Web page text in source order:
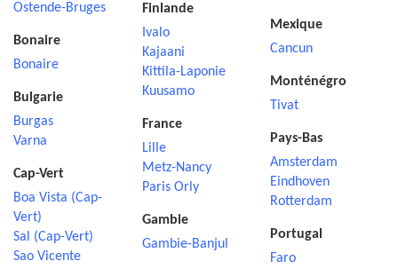
Ostende-Bruges
Bonaire
Bonaire
Bulgarie
Burgas
Varna
Cap-Vert
Boa Vista (Cap-
Vert)
Sal (Cap-Vert)
Sao Vicente
Finlande
Ivalo
Kajaani
Kittila-Laponie
Kuusamo
France
Lille
Metz-Nancy
Paris Orly
Gambie
Gambie-Banjul
Mexique
Cancun
Monténégro
Tivat
Pays-Bas
Amsterdam
Eindhoven
Rotterdam
Portugal
Faro